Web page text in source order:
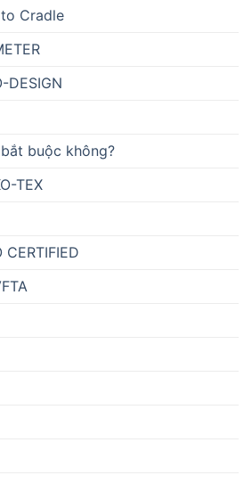
Cradle
DESIGN
buộc không?
TEX